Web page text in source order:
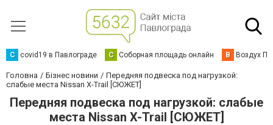
C covid19 в Павлограде С Соборная площадь онлайн В Воздух
Головна Бізнес новини
Передняя подвеска под нагрузкой:
слабые места Nissan X-Trail [СЮЖЕТ]
Передняя подвеска под нагрузкой: слабые
места Nissan X-Trail [СЮЖЕТ]